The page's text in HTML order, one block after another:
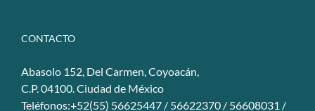
CONTACTO
Abasolo 152, Del Carmen, Coyoacán,
C.P. 04100. Ciudad de México
Teléfonos:+52(55) 56625447 / 56622370 / 56608031 /